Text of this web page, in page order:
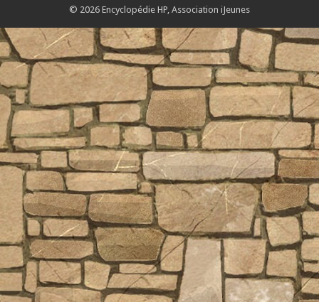
© 2026 Encyclopédie HP, Association iJeunes